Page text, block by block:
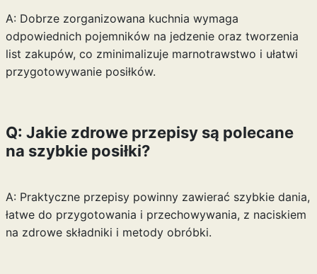
A: Dobrze zorganizowana kuchnia wymaga
odpowiednich pojemników na jedzenie oraz tworzenia
list zakupów, co zminimalizuje marnotrawstwo i ułatwi
przygotowywanie posiłków.
Q: Jakie zdrowe przepisy są polecane
na szybkie posiłki?
A: Praktyczne przepisy powinny zawierać szybkie dania,
łatwe do przygotowania i przechowywania, z naciskiem
na zdrowe składniki i metody obróbki.